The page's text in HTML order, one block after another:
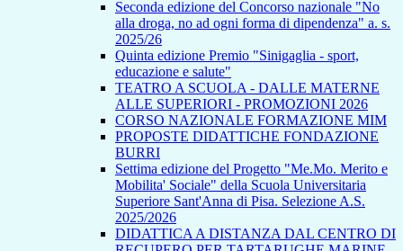
Seconda edizione del Concorso nazionale "No
alla droga, no ad ogni forma di dipendenza" a. s.
2025/26
Quinta edizione Premio "Sinigaglia - sport,
educazione e salute"
TEATRO A SCUOLA - DALLE MATERNE
ALLE SUPERIORI - PROMOZIONI 2026
CORSO NAZIONALE FORMAZIONE MIM
PROPOSTE DIDATTICHE FONDAZIONE
BURRI
Settima edizione del Progetto "Me.Mo. Merito e
Mobilita' Sociale" della Scuola Universitaria
Superiore Sant'Anna di Pisa. Selezione A.S.
2025/2026
DIDATTICA A DISTANZA DAL CENTRO DI